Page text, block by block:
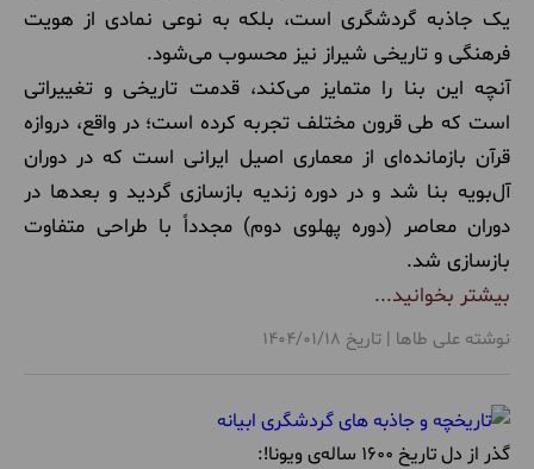
سفرنامه(4)
سوغات (22)
تفریحات
مراکز خرید(14)
یک جاذبه گردشگری است، بلکه به نوعی نمادی از هویت
فرهنگی و تاریخی شیراز نیز محسوب می‌شود.
آنچه این بنا را متمایز می‌کند، قدمت تاریخی و تغییراتی
است که طی قرون مختلف تجربه کرده است؛ در واقع، دروازه
قرآن بازمانده‌ای از معماری اصیل ایرانی است که در دوران
آل‌بویه بنا شد و در دوره زندیه بازسازی گردید و بعدها در
دوران معاصر (دوره پهلوی دوم) مجدداً با طراحی متفاوت
بازسازی شد.
بیشتر بخوانید...
نوشته علی طاها | تاریخ 1404/01/18
گذر از دل تاریخ 1600 ساله‌ی ویونا!: